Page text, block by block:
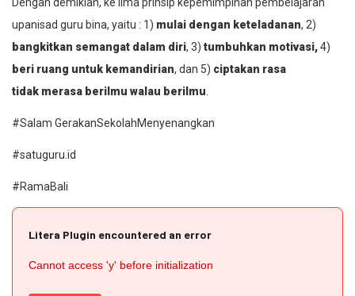
upanisad guru bina, yaitu : 1) mulai dengan keteladanan, 2)
bangkitkan semangat dalam diri, 3) tumbuhkan motivasi,4)
beri ruang untuk kemandirian, dan 5) ciptakan rasa
tidak merasa berilmu walau berilmu
#Salam GerakanSekolahMenyenangkan
#satuguru.id
#RamaBali
Litera Plugin encountered an error
Cannot access 'y' before initialization